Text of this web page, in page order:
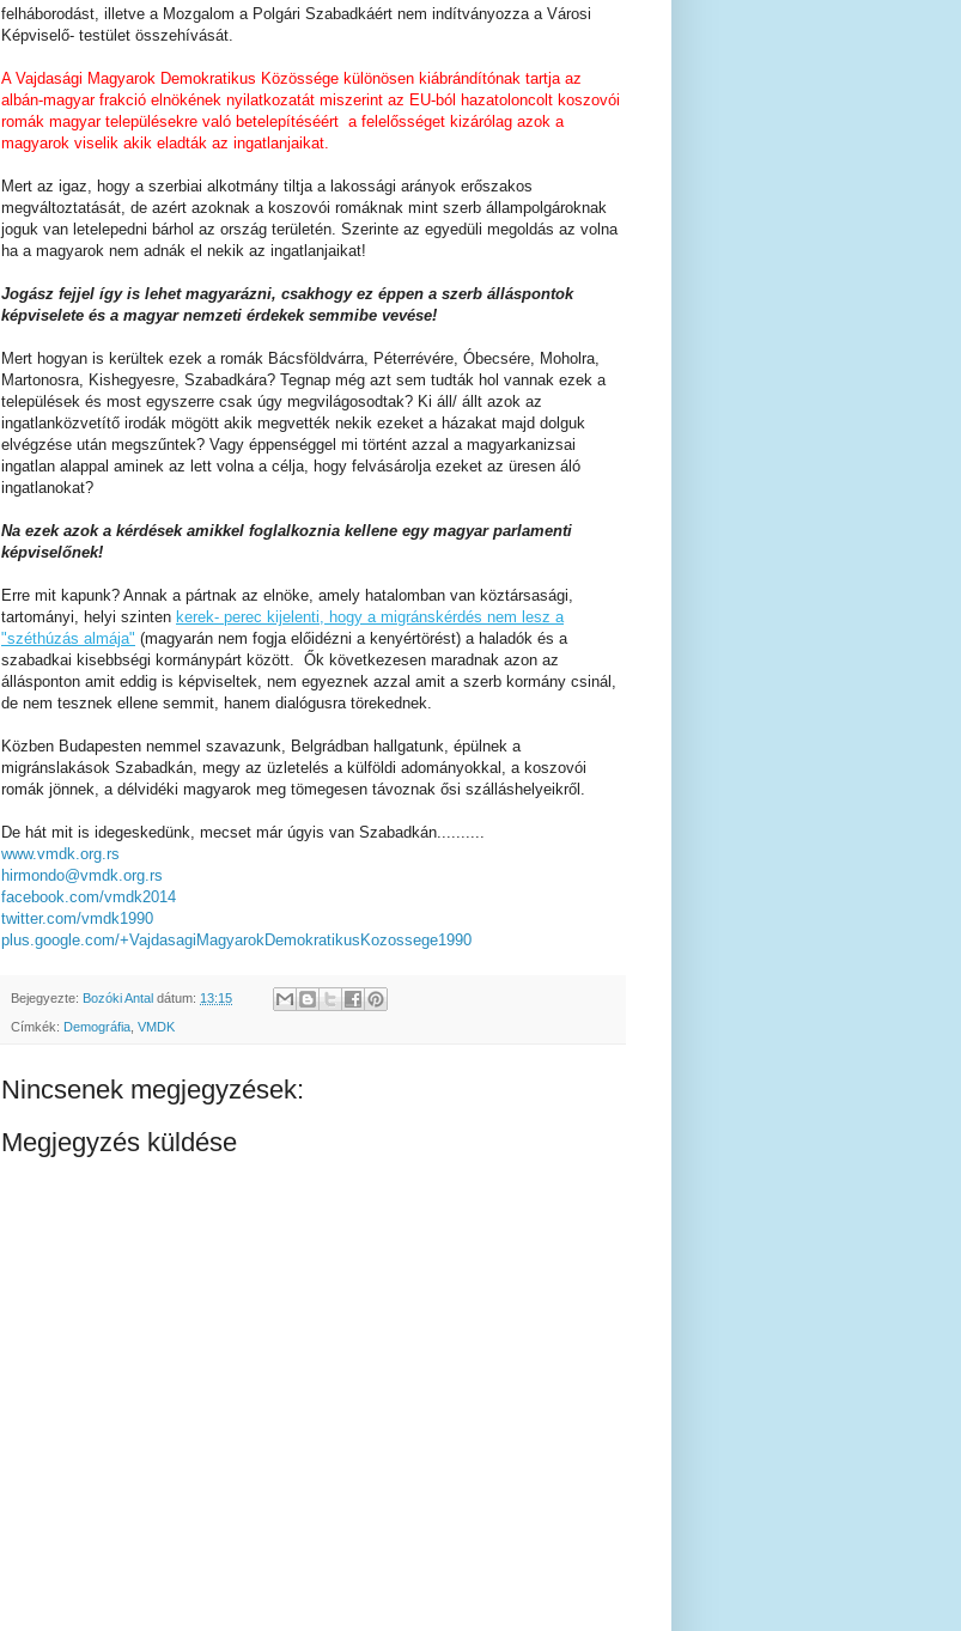
felháborodást, illetve a Mozgalom a Polgári Szabadkáért nem indítványozza a Városi
Képviselő- testület összehívását.
A Vajdasági Magyarok Demokratikus Közössége különösen kiábrándítónak tartja az
albán-magyar frakció elnökének nyilatkozatát miszerint az EU-ból hazatoloncolt koszovói
romák magyar településekre való betelepítéséért a felelősséget kizárólag azok a
magyarok viselik akik eladták az ingatlanjaikat.
Mert az igaz, hogy a szerbiai alkotmány tiltja a lakossági arányok erőszakos
megváltoztatását, de azért azoknak a koszovói romáknak mint szerb állampolgároknak
joguk van letelepedni bárhol az ország területén. Szerinte az egyedüli megoldás az volna
ha a magyarok nem adnák el nekik az ingatlanjaikat!
Jogász fejjel így is lehet magyarázni, csakhogy ez éppen a szerb álláspontok
képviselete és a magyar nemzeti érdekek semmibe vevése!
Mert hogyan is kerültek ezek a romák Bácsföldvárra, Péterrévére, Óbecsére, Moholra,
Martonosra, Kishegyesre, Szabadkára? Tegnap még azt sem tudták hol vannak ezek a
települések és most egyszerre csak úgy megvilágosodtak? Ki áll/ állt azok az
ingatlanközvetítő irodák mögött akik megvették nekik ezeket a házakat majd dolguk
elvégzése után megszűntek? Vagy éppenséggel mi történt azzal a magyarkanizsai
ingatlan alappal aminek az lett volna a célja, hogy felvásárolja ezeket az üresen áló
ingatlanokat?
Na ezek azok a kérdések amikkel foglalkoznia kellene egy magyar parlamenti
képviselőnek!
Erre mit kapunk? Annak a pártnak az elnöke, amely hatalomban van köztársasági,
tartományi, helyi szinten kerek- perec kijelenti, hogy a migránskérdés nem lesz a
"széthúzás almája" (magyarán nem fogja előidézni a kenyértörést) a haladók és a
szabadkai kisebbségi kormánypárt között. Ők következesen maradnak azon az
állásponton amit eddig is képviseltek, nem egyeznek azzal amit a szerb kormány csinál,
de nem tesznek ellene semmit, hanem dialógusra törekednek.
Közben Budapesten nemmel szavazunk, Belgrádban hallgatunk, épülnek a
migránslakások Szabadkán, megy az üzletelés a külföldi adományokkal, a koszovói
romák jönnek, a délvidéki magyarok meg tömegesen távoznak ősi szálláshelyeikről.
De hát mit is idegeskedünk, mecset már úgyis van Szabadkán..........
www.vmdk.org.rs
hirmondo@vmdk.org.rs
facebook.com/vmdk2014
twitter.com/vmdk1990
plus.google.com/+VajdasagiMagyarokDemokratikusKozossege1990
Bejegyezte: Bozóki Antal dátum: 13:15
Címkék: Demográfia VMDK
Nincsenek megjegyzések:
Megjegyzés küldése